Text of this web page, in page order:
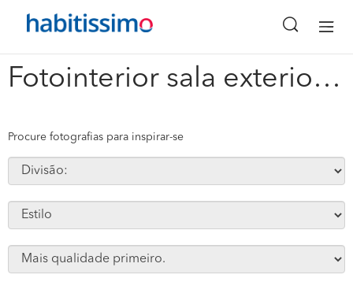
Fotointerior sala exterior varanda e logradouro #22961
x
Procure fotografias para inspirar-se